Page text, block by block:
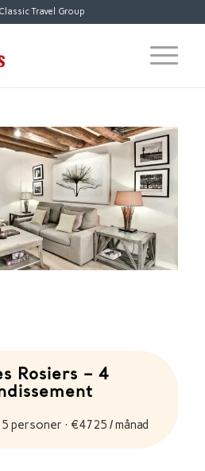
Travel Group
Rosiers – 4
personer · €4725 / månad